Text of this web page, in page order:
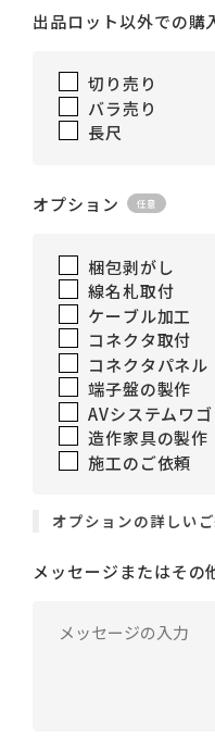
出品ロット以外での購
切り売り
バラ売り
長尺
オプション
梱包剥がし
線名札取付
ケーブル加工
コネクタ取付
コネクタパネル
端子盤の製作
AVシステムワ
造作家具の製作
施工のご依頼
オプションの詳しい
メッセージまたはその